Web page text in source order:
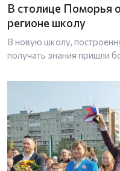
В столице Поморья
регионе школу
В новую школу,
получать знания пришли